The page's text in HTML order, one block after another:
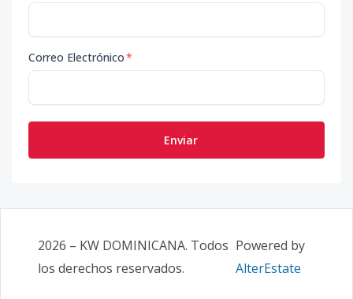
Correo Electrónico*
Enviar
2026 – KW DOMINICANA. Todos
los derechos reservados.
Powered by
AlterEstate